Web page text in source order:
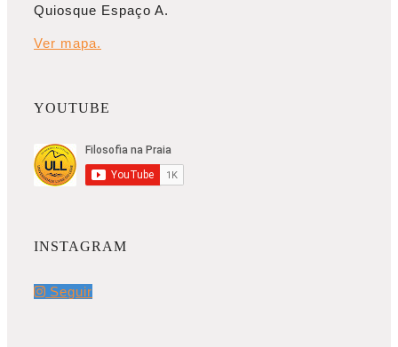
Quiosque Espaço A.
Ver mapa.
YOUTUBE
INSTAGRAM
Seguir